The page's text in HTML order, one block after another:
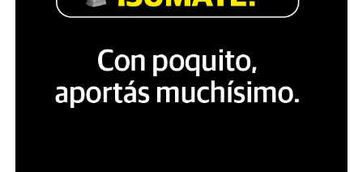
Sin embargo, la familia Grillo no se amilana y convoca a
Congreso para compartir la obra de Pablo, “aunque
algunos quieran impedirlo”. Y afirman: “No se censuran
solamente fotos. Se ataca la libertad de expresión, la
cultura y el derecho a mostrar quién es realmente Pablo.